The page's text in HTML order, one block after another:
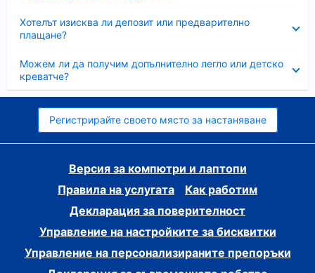
Хотелът изисква ли депозит или предварително
плащане?
Можем ли да получим допълнително легло или детско
креватче?
Регистрирайте своето място за настаняване
Версия за компютри и лаптопи
Правила на услугата
Как работим
Декларация за поверителност
Управление на настройките за бисквитки
Управление на персонализираните препоръки